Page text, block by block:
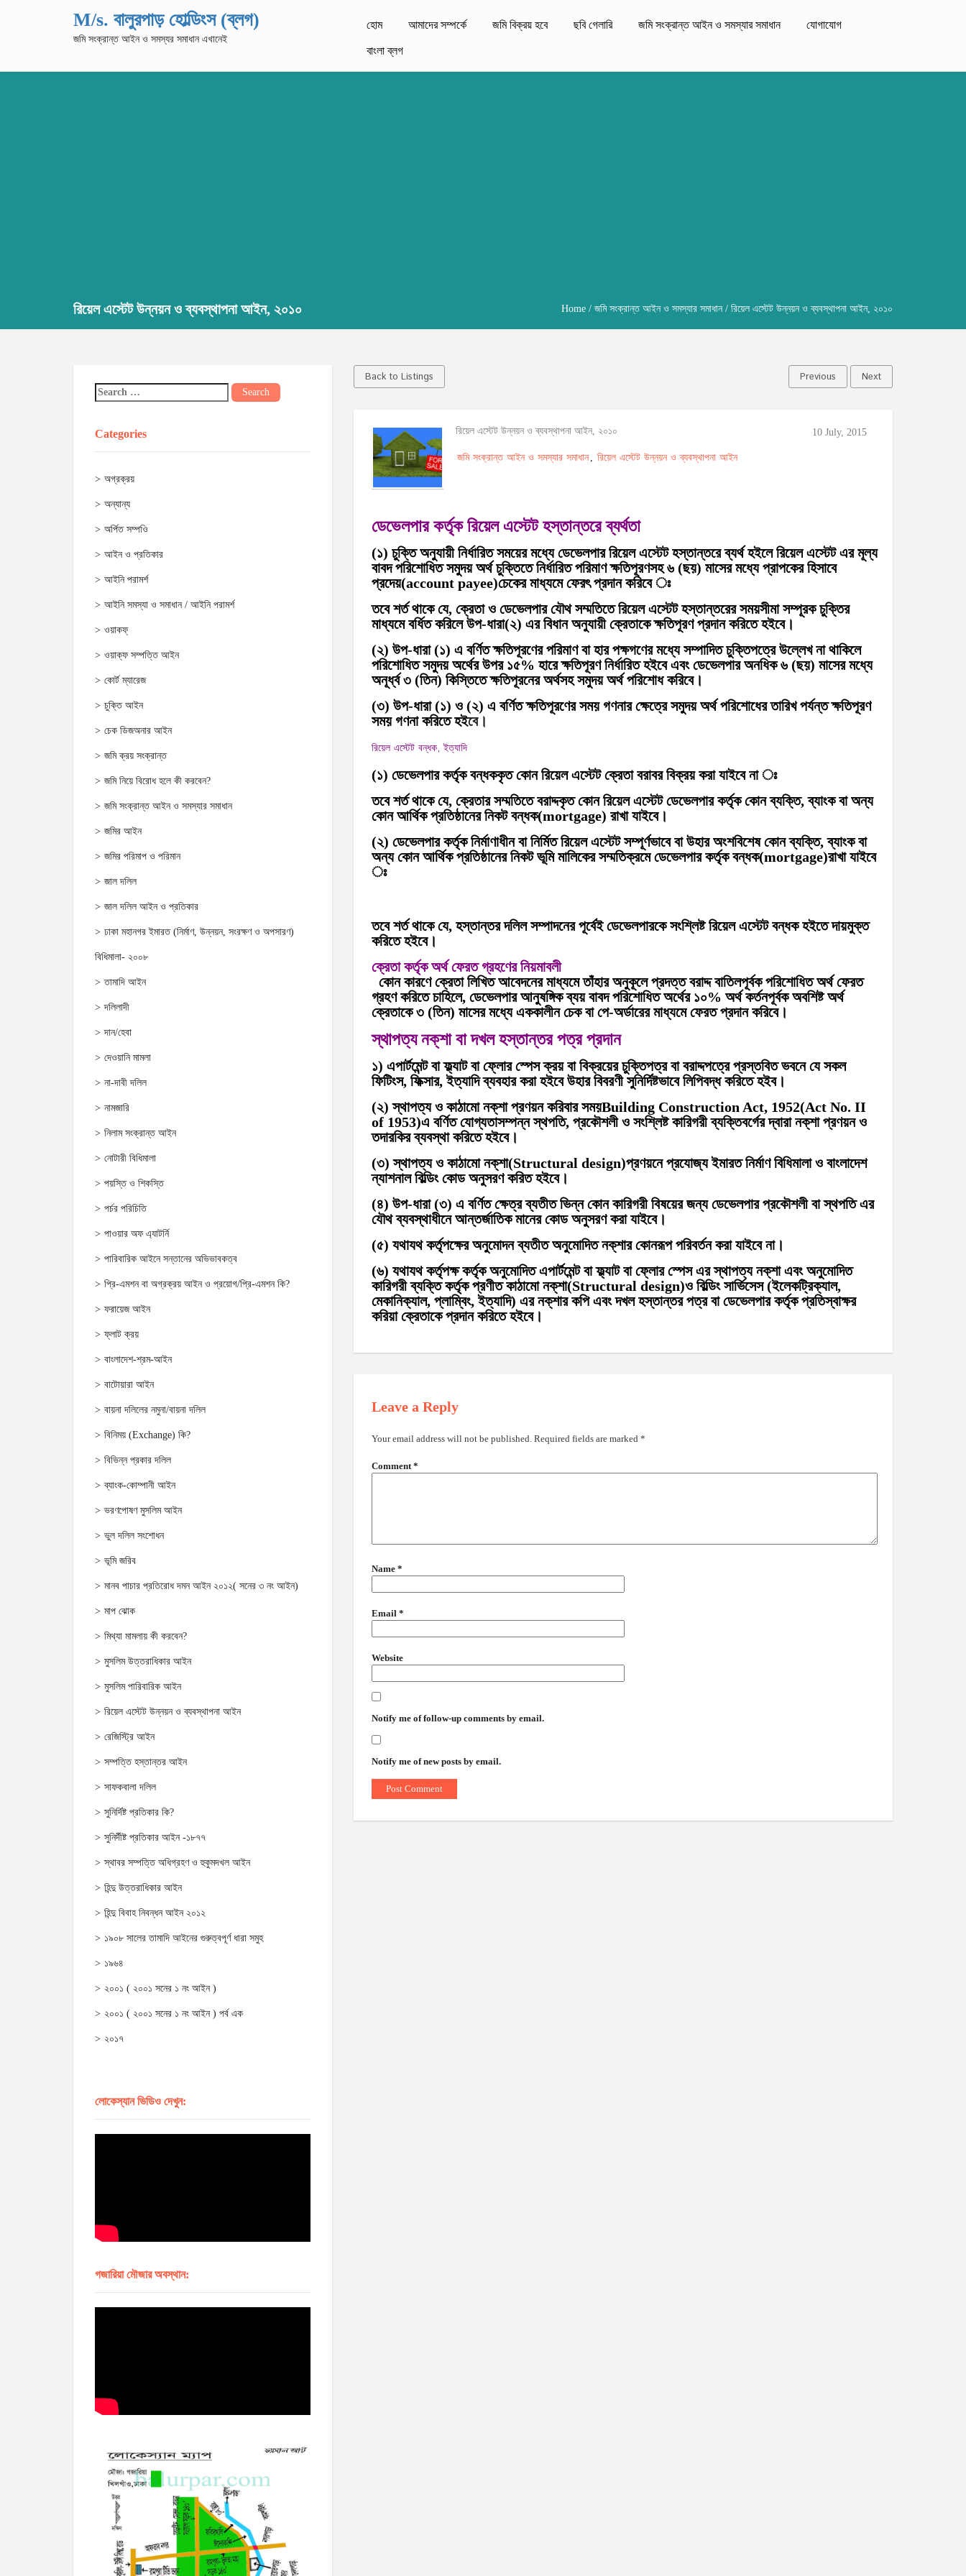
M/s. বালুরপাড় হোল্ডিংস (ব্লগ)
জমি সংক্রান্ত আইন ও সমস্যর সমাধান এখানেই
হোম আমাদের সম্পর্কে জমি বিক্রয় হবে ছবি গেলারি জমি সংক্রান্ত আইন ও সমস্যার সমাধান যোগাযোগ
বাংলা ব্লগ
রিয়েল এস্টেট উন্নয়ন ও ব্যবস্থাপনা আইন, ২০১০ Home / জমি সংক্রান্ত আইন ও সমস্যার সমাধান/ রিয়েল এস্টেট উন্নয়ন ও ব্যবস্থাপনা আইন, ২০১০
Categories
অগ্রক্রয়
অন্যান্য
অর্পিত সম্পওি
আইন ও প্রতিকার
আইনি পরামর্শ
আইনি সমস্যা ও সমাধান / আইনি পরামর্শ
ওয়াকফ্
ওয়াক্‌ফ সম্পত্তি আইন
কোর্ট ম্যারেজ
চুক্তি আইন
চেক ডিজঅনার আইন
জমি ক্রয় সংক্রান্ত
জমি নিয়ে বিরোধ হলে কী করবেন?
জমি সংক্রান্ত আইন ও সমস্যার সমাধান
জমির আইন
জমির পরিমাপ ও পরিমান
জাল দলিল
জাল দলিল আইন ও প্রতিকার
ঢাকা মহানগর ইমারত (নির্মাণ, উন্নয়ন, সংরক্ষণ ও অপসারণ)
বিধিমালা- ২০০৮
তামাদি আইন
দলিলাদী
দান/হেবা
দেওয়ানি মামলা
না-দাবী দলিল
নামজারি
নিলাম সংক্রান্ত আইন
নোটারী বিধিমালা
পয়স্তি ও শিকস্তি
পর্চর পরিচিতি
পাওয়ার অফ এ্যাটর্নি
পারিবারিক আইনে সন্তানের অভিভাবকত্ব
প্রি-এমশন বা অগ্রক্রয় আইন ও প্রয়োগ/প্রি-এমশন কি?
ফরায়েজ আইন
ফ্লাট ক্রয়
বাংলাদেশ-শ্রম-আইন
বাটোয়ারা আইন
বায়না দলিলের নমুনা/বায়না দলিল
বিনিময় (Exchange) কি?
বিভিন্ন প্রকার দলিল
ব্যাংক-কোম্পানী আইন
ভরণপোষণ মুসলিম আইন
ভুল দলিল সংশোধন
ভূমি জরিব
মানব পাচার প্রতিরোধ দমন আইন ২০১২( সনের ৩ নং আইন)
মাপ ঝোক
মিথ্যা মামলায় কী করবেন?
মুসলিম উত্তরাধিকার আইন
মুসলিম পারিবারিক আইন
রিয়েল এস্টেট উন্নয়ন ও ব্যবস্থাপনা আইন
রেজিস্ট্রি আইন
সম্পত্তি হস্তান্তর আইন
সাফকবালা দলিল
সুনির্দিষ্ট প্রতিকার কি?
সুনির্দীষ্ট প্রতিকার আইন -১৮৭৭
স্থাবর সম্পত্তি অধিগ্রহণ ও হুকুমদখল আইন
হিন্দু উত্তরাধিকার আইন
হিন্দু বিবাহ নিবন্ধন আইন ২০১২
১৯০৮ সালের তামাদি আইনের গুরুত্বপূর্ণ ধারা সমুহ
১৯৬৪
২০০১ ( ২০০১ সনের ১ নং আইন )
২০০১ ( ২০০১ সনের ১ নং আইন ) পর্ব এক
২০১৭
লোকেস্যান ভিডিও দেখুন:
গজারিয়া মৌজার অবস্থান:
Back to Listings Previous Next
রিয়েল এস্টেট উন্নয়ন ও ব্যবস্থাপনা আইন, ২০১০ 10 July, 2015
জমি সংক্রান্ত আইন ও সমস্যার সমাধান, রিয়েল এস্টেট উন্নয়ন ও ব্যবস্থাপনা আইন
ডেভেলপার কর্তৃক রিয়েল এস্টেট হস্তান্তরে ব্যর্থতা
(১) চুক্তি অনুযায়ী নির্ধারিত সময়ের মধ্যে ডেভেলপার রিয়েল এস্টেট হস্তান্তরে ব্যর্থ হইলে রিয়েল এস্টেট এর মূল্য
বাবদ পরিশোধিত সমুদয় অর্থ চুক্তিতে নির্ধারিত পরিমাণ ক্ষতিপূরণসহ ৬ (ছয়) মাসের মধ্যে প্রাপকের হিসাবে
প্রদেয়(account payee)চেকের মাধ্যমে ফেরৎ প্রদান করিবে ঃ
তবে শর্ত থাকে যে, ক্রেতা ও ডেভেলপার যৌথ সম্মতিতে রিয়েল এস্টেট হস্তান্তরের সময়সীমা সম্পূরক চুক্তির
মাধ্যমে বর্ধিত করিলে উপ-ধারা(২) এর বিধান অনুযায়ী ক্রেতাকে ক্ষতিপূরণ প্রদান করিতে হইবে।
(২) উপ-ধারা (১) এ বর্ণিত ক্ষতিপূরণের পরিমাণ বা হার পক্ষগণের মধ্যে সম্পাদিত চুক্তিপত্রে উল্লেখ না থাকিলে
পরিশোধিত সমুদয় অর্থের উপর ১৫% হারে ক্ষতিপূরণ নির্ধারিত হইবে এবং ডেভেলপার অনধিক ৬ (ছয়) মাসের মধ্যে
অনূর্ধ্ব ৩ (তিন) কিস্তিতে ক্ষতিপূরনের অর্থসহ সমুদয় অর্থ পরিশোধ করিবে।
(৩) উপ-ধারা (১) ও (২) এ বর্ণিত ক্ষতিপূরণের সময় গণনার ক্ষেত্রে সমুদয় অর্থ পরিশোধের তারিখ পর্যন্ত ক্ষতিপূরণ
সময় গণনা করিতে হইবে।
রিয়েল এস্টেট বন্ধক, ইত্যাদি
(১) ডেভেলপার কর্তৃক বন্ধককৃত কোন রিয়েল এস্টেট ক্রেতা বরাবর বিক্রয় করা যাইবে না ঃ
তবে শর্ত থাকে যে, ক্রেতার সম্মতিতে বরাদ্দকৃত কোন রিয়েল এস্টেট ডেভেলপার কর্তৃক কোন ব্যক্তি, ব্যাংক বা অন্য
কোন আর্থিক প্রতিষ্ঠানের নিকট বন্ধক(mortgage) রাখা যাইবে।
(২) ডেভেলপার কর্তৃক নির্মাণাধীন বা নির্মিত রিয়েল এস্টেট সম্পূর্ণভাবে বা উহার অংশবিশেষ কোন ব্যক্তি, ব্যাংক বা
অন্য কোন আর্থিক প্রতিষ্ঠানের নিকট ভূমি মালিকের সম্মতিক্রমে ডেভেলপার কর্তৃক বন্ধক(mortgage)রাখা যাইবে
ঃ
তবে শর্ত থাকে যে, হস্তান্তর দলিল সম্পাদনের পূর্বেই ডেভেলপারকে সংশ্লিষ্ট রিয়েল এস্টেট বন্ধক হইতে দায়মুক্ত
করিতে হইবে।
ক্রেতা কর্তৃক অর্থ ফেরত গ্রহণের নিয়মাবলী
কোন কারণে ক্রেতা লিখিত আবেদনের মাধ্যমে তাঁহার অনুকূলে প্রদত্ত বরাদ্দ বাতিলপূর্বক পরিশোধিত অর্থ ফেরত
গ্রহণ করিতে চাহিলে, ডেভেলপার আনুষঙ্গিক ব্যয় বাবদ পরিশোধিত অর্থের ১০% অর্থ কর্তনপূর্বক অবশিষ্ট অর্থ
ক্রেতাকে ৩ (তিন) মাসের মধ্যে এককালীন চেক বা পে-অর্ডারের মাধ্যমে ফেরত প্রদান করিবে।
স্থাপত্য নক্‌শা বা দখল হস্তান্তর পত্র প্রদান
১) এপার্টমেন্ট বা ফ্ল্যাট বা ফ্লোর স্পেস ক্রয় বা বিক্রয়ের চুক্তিপত্র বা বরাদ্দপত্রে প্রস্তবিত ভবনে যে সকল
ফিটিংস, ফিক্সার, ইত্যাদি ব্যবহার করা হইবে উহার বিবরণী সুনির্দিষ্টভাবে লিপিবদ্ধ করিতে হইব।
(২) স্থাপত্য ও কাঠামো নক্‌শা প্রণয়ন করিবার সময়Building Construction Act, 1952(Act No. II
of 1953)এ বর্ণিত যোগ্যতাসম্পন্ন স্থপতি, প্রকৌশলী ও সংশ্লিষ্ট কারিগরী ব্যক্তিবর্গের দ্বারা নক্‌শা প্রণয়ন ও
তদারকির ব্যবস্থা করিতে হইবে।
(৩) স্থাপত্য ও কাঠামো নক্‌শা(Structural design)প্রণয়নে প্রযোজ্য ইমারত নির্মাণ বিধিমালা ও বাংলাদেশ
ন্যাশনাল বিল্ডিং কোড অনুসরণ করিত হইবে।
(৪) উপ-ধারা (৩) এ বর্ণিত ক্ষেত্র ব্যতীত ভিন্ন কোন কারিগরী বিষয়ের জন্য ডেভেলপার প্রকৌশলী বা স্থপতি এর
যৌথ ব্যবস্থাধীনে আন্তর্জাতিক মানের কোড অনুসরণ করা যাইবে।
(৫) যথাযথ কর্তৃপক্ষের অনুমোদন ব্যতীত অনুমোদিত নক্‌শার কোনরূপ পরিবর্তন করা যাইবে না।
(৬) যথাযথ কর্তৃপক্ষ কর্তৃক অনুমোদিত এপার্টমেন্ট বা ফ্ল্যাট বা ফ্লোর স্পেস এর স্থাপত্য নক্‌শা এবং অনুমোদিত
কারিগরী ব্যক্তি কর্তৃক প্রণীত কাঠামো নক্‌শা(Structural design)ও বিল্ডিং সার্ভিসেস (ইলেকট্রিক্যাল,
মেকানিক্যাল, প্লাম্বিং, ইত্যাদি) এর নক্‌শার কপি এবং দখল হস্তান্তর পত্র বা ডেভেলপার কর্তৃক প্রতিস্বাক্ষর
করিয়া ক্রেতাকে প্রদান করিতে হইবে।
Leave a Reply
Your email address will not be published. Required fields are marked *
Comment *
Name *
Email *
Website
Notify me of follow-up comments by email.
Notify me of new posts by email.